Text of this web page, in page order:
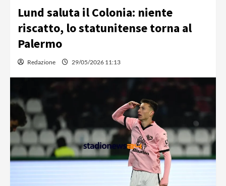
Lund saluta il Colonia: niente
riscatto, lo statunitense torna al
Palermo
Redazione 29/05/2026 11:13